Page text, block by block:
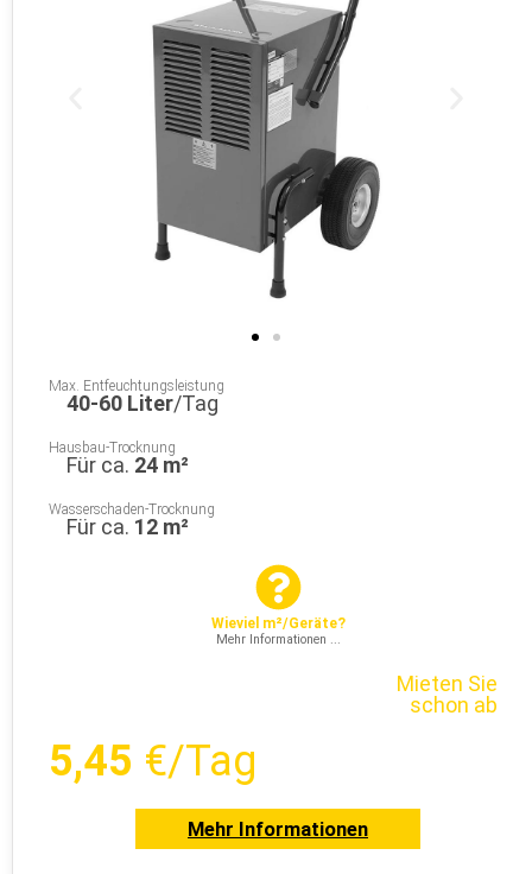
Max. Entfeuchtungsleistung
40-60 Liter/Tag
Hausbau-Trocknung
Für ca. 24 m²
Wasserschaden-Trocknung
Für ca. 12 m²
Wieviel m²/Geräte?
Mehr Informationen ...
Mieten Sie
schon ab
5,45 €/Tag
Mehr Informationen